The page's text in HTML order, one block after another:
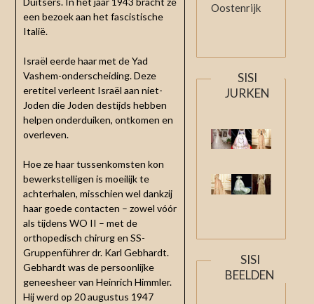
een bezoek aan het fascistische
Italië.
Israël eerde haar met de Yad
Vashem-onderscheiding. Deze
eretitel verleent Israël aan niet-
Joden die Joden destijds hebben
helpen onderduiken, ontkomen en
overleven.
Hoe ze haar tussenkomsten kon
bewerkstelligen is moeilijk te
achterhalen, misschien wel dankzij
haar goede contacten – zowel vóór
als tijdens WO II – met de
orthopedisch chirurg en SS-
Gruppenführer dr. Karl Gebhardt.
Gebhardt was de persoonlijke
geneesheer van Heinrich Himmler.
Hij werd op 20 augustus 1947
Oostenrijk
SISI
JURKEN
SISI
BEELDEN